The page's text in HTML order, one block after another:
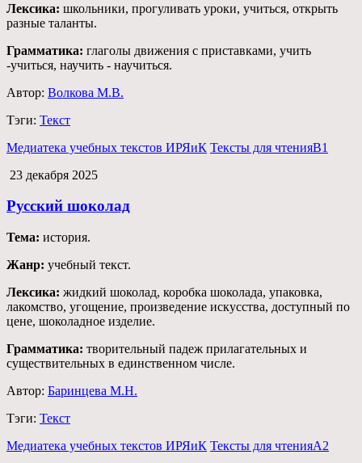
Лексика: школьники, прогуливать уроки, учиться, открыть
разные таланты.
Грамматика: глаголы движения с приставками, учить
-учиться, научить - научиться.
Автор: Волкова М.В.
Тэги: Текст
Медиатека учебных текстов ИРЯиК Тексты для чтенияB1
23 декабря 2025
Русский шоколад
Тема: история.
Жанр: учебный текст.
Лексика: жидкий шоколад, коробка шоколада, упаковка,
лакомство, угощение, произведение искусства, доступный по
цене, шоколадное изделие.
Грамматика: творительный падеж прилагательных и
существительных в единственном числе.
Автор: Баринцева М.Н.
Тэги: Текст
Медиатека учебных текстов ИРЯиК Тексты для чтенияА2